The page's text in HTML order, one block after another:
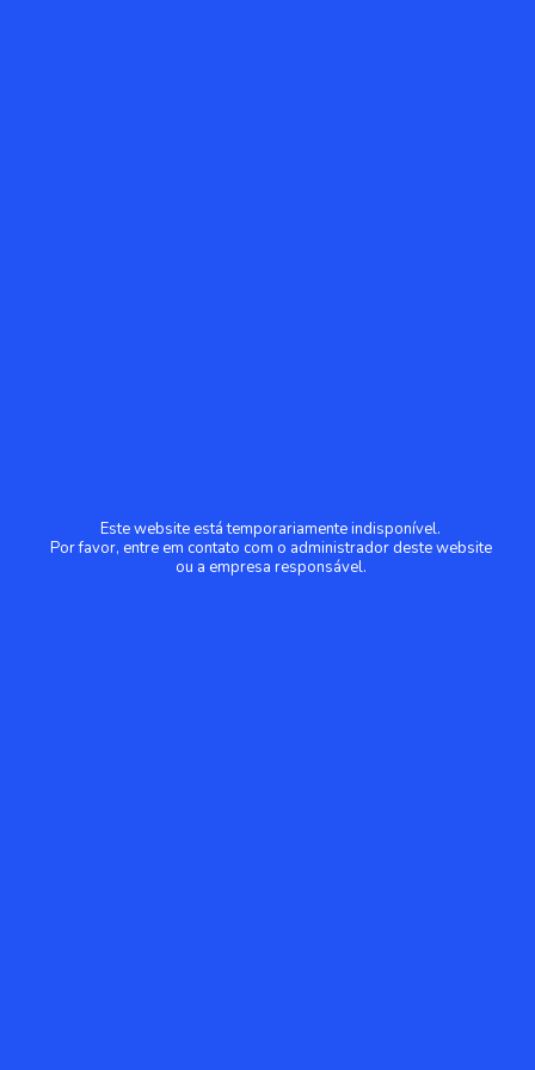
Este website está temporariamente indisponível.
Por favor, entre em contato com o administrador deste website
ou a empresa responsável.